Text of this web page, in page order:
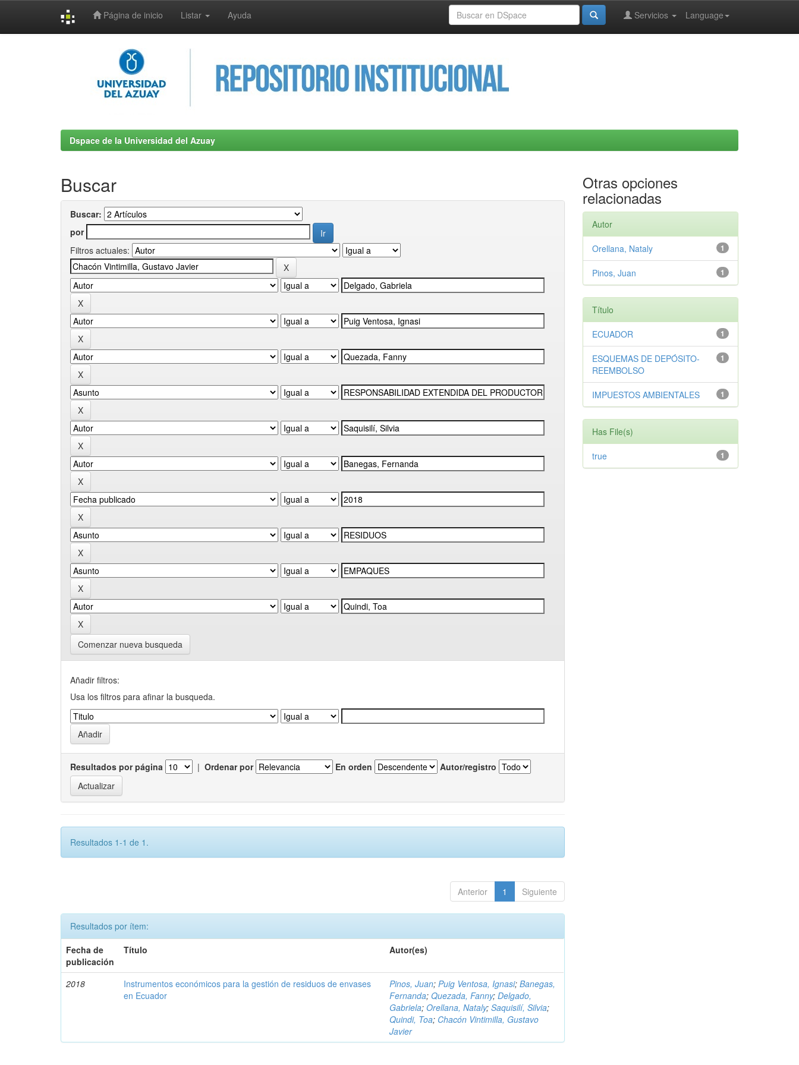
Página de inicio Listar Ayuda Language
Servicios
Dspace de la Universidad del Azuay
Buscar
Buscar:
por
Filtros actuales:
Comenzar nueva busqueda
Añadir filtros:
Usa los filtros para afinar la busqueda.
Resultados por página | Ordenar por En orden Autor/registro
Resultados 1-1 de 1.
Anterior 1 Siguiente
Resultados por ítem:
Fecha de
publicación
Título Autor(es)
2018
Instrumentos económicos para la gestión de residuos de envases
en Ecuador
Pinos, Juan;Puig Ventosa, Ignasi;Banegas,
Fernanda;Quezada, Fanny;Delgado,
Gabriela;Orellana, Nataly;Saquisilí, Silvia;
Quindi, Toa; Chacón Vintimilla, Gustavo
Javier
Otras opciones
relacionadas
Autor
1
Orellana, Nataly
1
Pinos, Juan
Título
1
ECUADOR
1
ESQUEMAS DE DEPÓSITO-
REEMBOLSO
1
IMPUESTOS AMBIENTALES
Has File(s)
1
true